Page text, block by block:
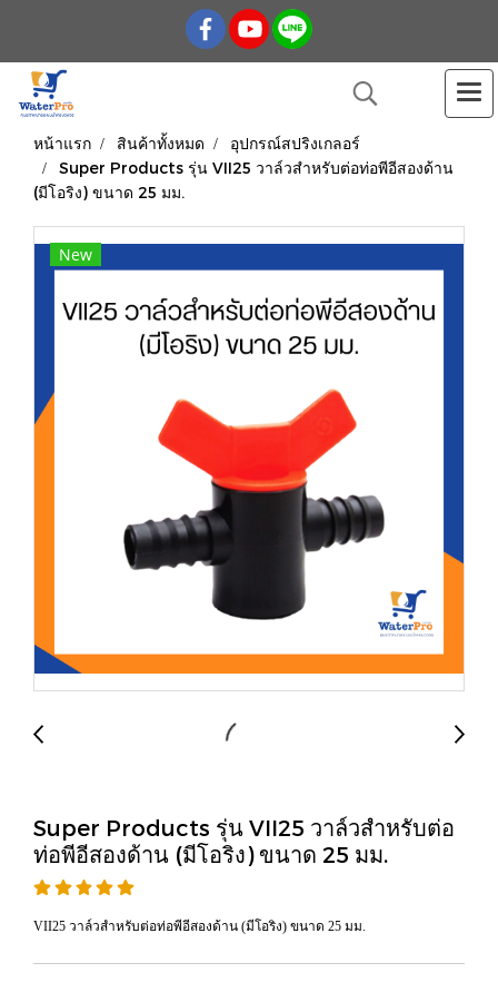
หน้าแรก สินค้าทั้งหมด
อุปกรณ์สปริงเกลอร์
Super Products รุ่น VII25 วาล์วสำหรับต่อท่อพีอีสองด้าน
(มีโอริง) ขนาด 25 มม.
New
Super Products รุ่น VII25 วาล์วสำหรับต่อ
ท่อพีอีสองด้าน (มีโอริง) ขนาด 25 มม.
VII25 วาล์วสำหรับต่อท่อพีอีสองด้าน (มีโอริง) ขนาด 25 มม.